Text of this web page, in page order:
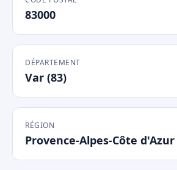
83000
DÉPARTEMENT
Var (83)
RÉGION
Provence-Alpes-Côte d'Azur